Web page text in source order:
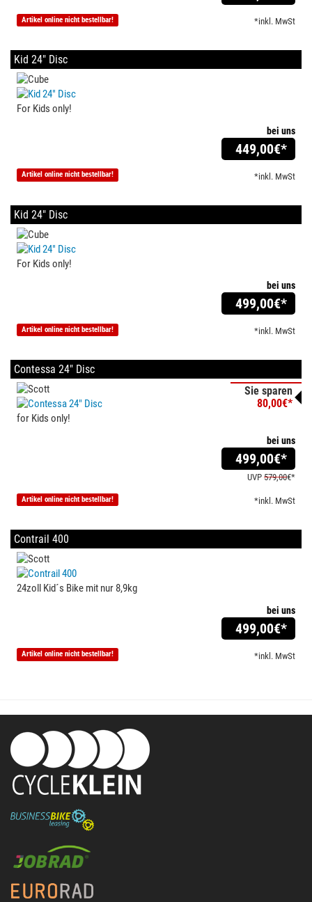
*inkl. MwSt
Artikel online nicht bestellbar!
Kid 24" Disc
For Kids only!
bei uns
449,00€*
*inkl. MwSt
Artikel online nicht bestellbar!
Kid 24" Disc
For Kids only!
bei uns
499,00€*
*inkl. MwSt
Artikel online nicht bestellbar!
Contessa 24" Disc
Sie sparen
80,00€*
for Kids only!
bei uns
499,00€*
UVP 579,00€*
*inkl. MwSt
Artikel online nicht bestellbar!
Contrail 400
24zoll Kid´s Bike mit nur 8,9kg
bei uns
499,00€*
*inkl. MwSt
Artikel online nicht bestellbar!